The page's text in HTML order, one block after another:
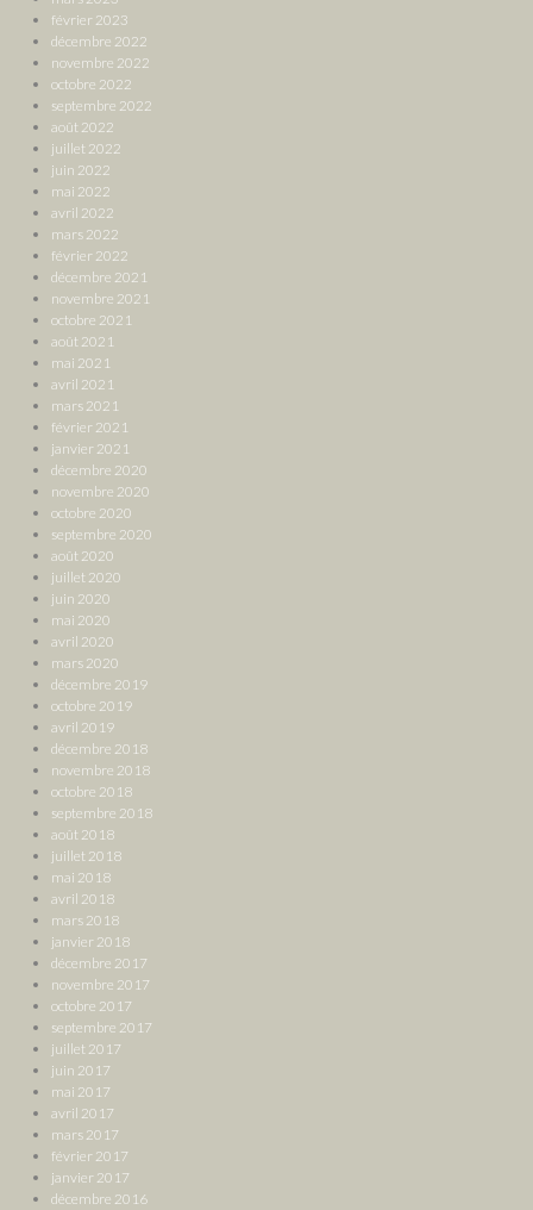
février 2023
décembre 2022
novembre 2022
octobre 2022
septembre 2022
août 2022
juillet 2022
juin 2022
mai 2022
avril 2022
mars 2022
février 2022
décembre 2021
novembre 2021
octobre 2021
août 2021
mai 2021
avril 2021
mars 2021
février 2021
janvier 2021
décembre 2020
novembre 2020
octobre 2020
septembre 2020
août 2020
juillet 2020
juin 2020
mai 2020
avril 2020
mars 2020
décembre 2019
octobre 2019
avril 2019
décembre 2018
novembre 2018
octobre 2018
septembre 2018
août 2018
juillet 2018
mai 2018
avril 2018
mars 2018
janvier 2018
décembre 2017
novembre 2017
octobre 2017
septembre 2017
juillet 2017
juin 2017
mai 2017
avril 2017
mars 2017
février 2017
janvier 2017
décembre 2016